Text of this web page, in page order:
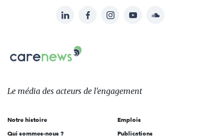
sur:
LinkedInFacebookInstagramYouTubeSoundcloud
Carenews,
Le
des
l'engagement
Le média des acteurs de l'engagement
Notre histoire
Qui sommes-nous ?
Emplois
Publications